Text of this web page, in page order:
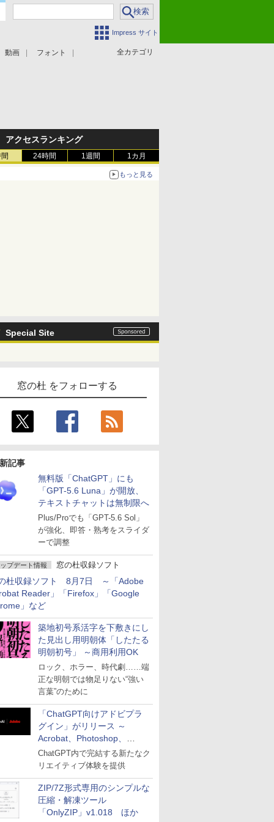
Impress サイト
全カテゴリ
動画 フォント
アクセスランキング
24時間 1週間 1カ月
もっと見る
Special Site
窓の杜 をフォローする
記事
無料版「ChatGPT」にも
「GPT-5.6 Luna」が開放、
テキストチャットは無制限へ
Plus/Proでも「GPT-5.6 Sol」
が強化、即答・熟考をスライダ
ーで調整
プデート情報 窓の杜収録ソフト
杜収録ソフト 8月7日 ～「Adobe
Reader」「Firefox」「Google
」など
築地初号系活字を下敷きにし
た見出し用明朝体「したたる
明朝初号」 ～商用利用OK
ロック、ホラー、時代劇……端
正な明朝では物足りない“強い
言葉”のために
「ChatGPT向けアドビプラ
グイン」がリリース ～
Acrobat、Photoshop、
Premiereなどの機能を1つの
プラグインに統合
ChatGPT内で完結する新たなク
リエイティブ体験を提供
ZIP/7Z形式専用のシンプルな
圧縮・解凍ツール
「OnlyZIP」v1.018 ほか